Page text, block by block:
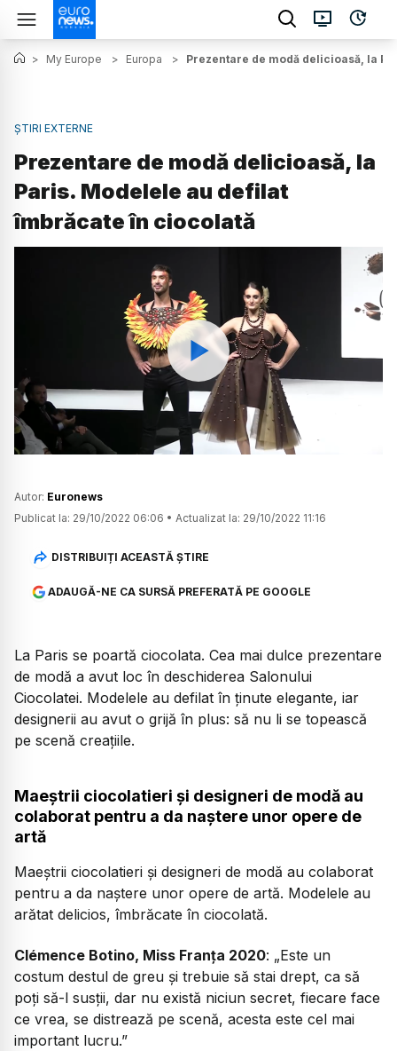
> My Europe > Europa > Prezentare de modă delicioasă, la
ȘTIRI EXTERNE
Prezentare de modă delicioasă, la
Paris. Modelele au defilat
îmbrăcate în ciocolată
Watch
Autor: Euronews
Publicat la: 29/10/2022 06:06 • Actualizat la: 29/10/2022 11:16
DISTRIBUIȚI ACEASTĂ ȘTIRE
ADAUGĂ-NE CA SURSĂ PREFERATĂ PE GOOGLE
La Paris se poartă ciocolata. Cea mai dulce prezentare
de modă a avut loc în deschiderea Salonului
Ciocolatei. Modelele au defilat în ținute elegante, iar
designerii au avut o grijă în plus: să nu li se topească
pe scenă creațiile.
Maeștrii ciocolatieri și designeri de modă au
colaborat pentru a da naștere unor opere de
artă
Maeștrii ciocolatieri și designeri de modă au colaborat
pentru a da naștere unor opere de artă. Modelele au
arătat delicios, îmbrăcate în ciocolată.
Clémence Botino, Miss Franța 2020: „Este un
costum destul de greu și trebuie să stai drept, ca să
poți să-l susții, dar nu există niciun secret, fiecare face
ce vrea, se distrează pe scenă, acesta este cel mai
important lucru.”